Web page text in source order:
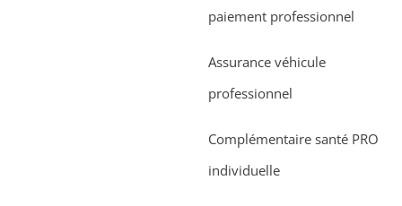
paiement professionnel
Assurance véhicule
professionnel
Complémentaire santé PRO
individuelle